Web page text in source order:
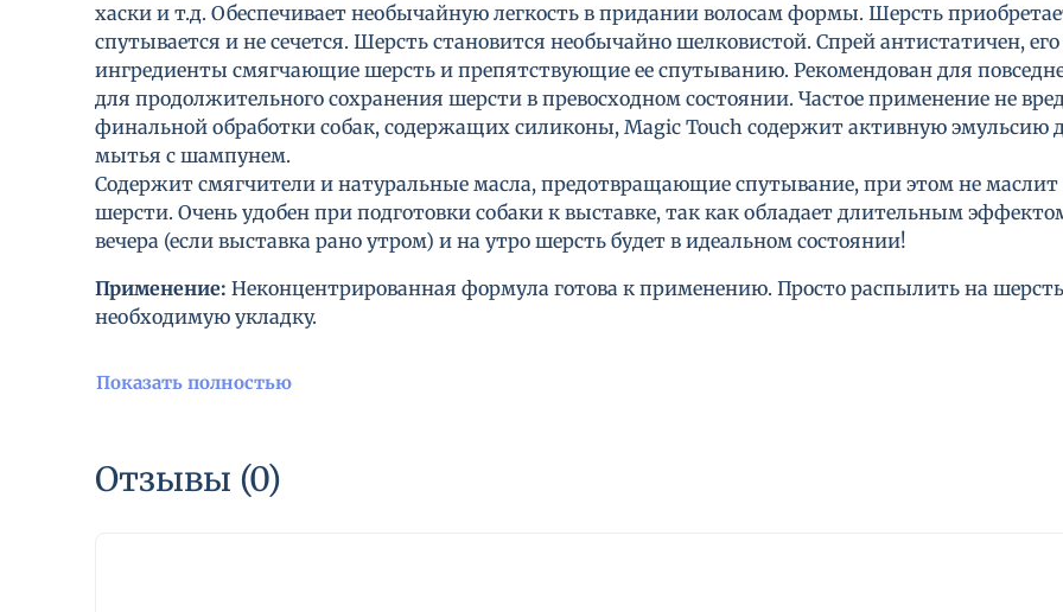
хаски и т.д. Обеспечивает необычайную легкость в придании волосам формы. Шерсть
спутывается и не сечется. Шерсть становится необычайно шелковистой. Спрей антистатичен,
ингредиенты смягчающие шерсть и препятствующие ее спутыванию. Рекомендован для
для продолжительного сохранения шерсти в превосходном состоянии. Частое применение не
финальной обработки собак, содержащих силиконы, Magic Touch содержит активную эмульсию
мытья с шампунем.
Содержит смягчители и натуральные масла, предотвращающие спутывание, при этом не маслит
шерсти. Очень удобен при подготовки собаки к выставке, так как обладает длительным
вечера (если выставка рано утром) и на утро шерсть будет в идеальном состоянии!
Применение: Неконцентрированная формула готова к применению. Просто распылить на
необходимую укладку.
Показать полностью
Отзывы (0)